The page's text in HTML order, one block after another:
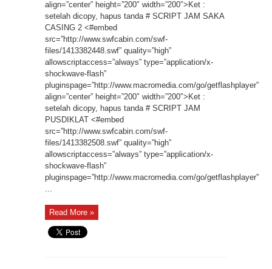
align=”center” height=”200″ width=”200″>Ket :
setelah dicopy, hapus tanda # SCRIPT JAM SAKA
CASING 2 <#embed
src=”http://www.swfcabin.com/swf-
files/1413382448.swf” quality=”high”
allowscriptaccess=”always” type=”application/x-
shockwave-flash”
pluginspage=”http://www.macromedia.com/go/getflashplayer”
align=”center” height=”200″ width=”200″>Ket :
setelah dicopy, hapus tanda # SCRIPT JAM
PUSDIKLAT <#embed
src=”http://www.swfcabin.com/swf-
files/1413382508.swf” quality=”high”
allowscriptaccess=”always” type=”application/x-
shockwave-flash”
pluginspage=”http://www.macromedia.com/go/getflashplayer”
...
Read More »